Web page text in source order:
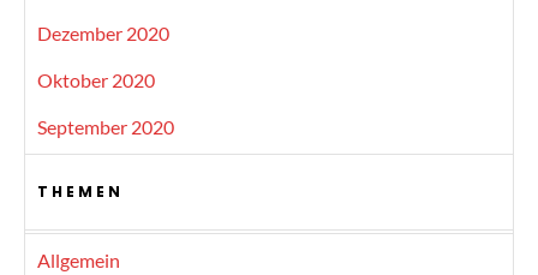
Dezember 2020
Oktober 2020
September 2020
THEMEN
Allgemein